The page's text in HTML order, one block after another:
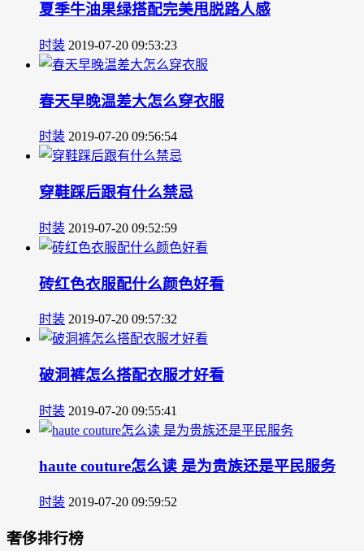
夏季牛油果绿搭配完美甩脱路人感
时装 2019-07-20 09:53:23
春天早晚温差大怎么穿衣服
时装 2019-07-20 09:56:54
穿鞋踩后跟有什么禁忌
时装 2019-07-20 09:52:59
砖红色衣服配什么颜色好看
时装 2019-07-20 09:57:32
破洞裤怎么搭配衣服才好看
时装 2019-07-20 09:55:41
haute couture怎么读 是为贵族还是平民服务
时装 2019-07-20 09:59:52
奢侈排行榜